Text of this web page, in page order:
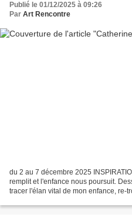
Publié le 01/12/2025 à 09:26
Par Art Rencontre
du 2 au 7 décembre 2025
remplit et l'enfance nous poursuit.
tracer l'élan vital de mon enfance, re-